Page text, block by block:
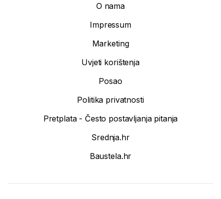
O nama
Impressum
Marketing
Uvjeti korištenja
Posao
Politika privatnosti
Pretplata - Često postavljanja pitanja
Srednja.hr
Baustela.hr